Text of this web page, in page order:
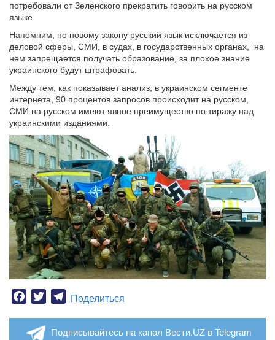
потребовали от Зеленского прекратить говорить на русском
языке.
Напомним, по новому закону русский язык исключается из
деловой сферы, СМИ, в судах, в государственных органах, на
нем запрещается получать образование, за плохое знание
украинского будут штрафовать.
Между тем, как показывает анализ, в украинском сегменте
интернета, 90 процентов запросов происходит на русском,
СМИ на русском имеют явное преимущество по тиражу над
украинскими изданиями.
Facebook
TwitterTelegram
Поделиться
Подписывайтесь на канал Вести.UZ в Telegram